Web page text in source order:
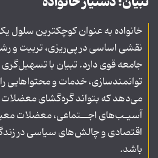
خانواده به عنوان کوچکترین سلول
نقشی اساسی در پی‌ریزی، تربیت و
جامعه قوی دارد. تبیان با
توانمندسازی، خدمات و محتواهایی را
می‌دهد که بتواند گره‌گشای
آسیـب‌های اجــتماعی، معضلات
اقتصادی و چالش‌های سیاسی در
باشد.